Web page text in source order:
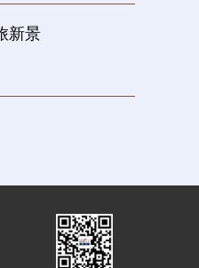
新景